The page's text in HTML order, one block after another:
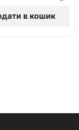
в кошик